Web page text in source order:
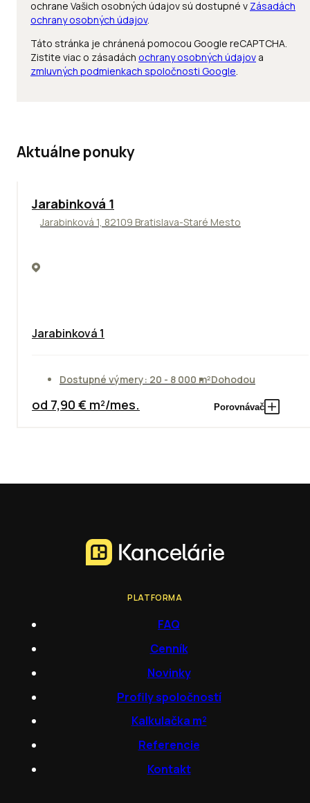
ochrane Vašich osobných údajov sú dostupné v Zásadách
ochrany osobných údajov.
Táto stránka je chránená pomocou Google reCAPTCHA.
Zistite viac o zásadách ochrany osobných údajov a
zmluvných podmienkach spoločnosti Google.
Aktuálne ponuky
Jarabinková 1
Jarabinková 1, 82109 Bratislava-Staré Mesto
Jarabinková 1
Dostupné výmery: 20 - 8 000 m²Dohodou
od 7,90 € m²/mes. Porovnávač
PLATFORMA
FAQ
Cenník
Novinky
Profily spoločností
Kalkulačka m²
Referencie
Kontakt